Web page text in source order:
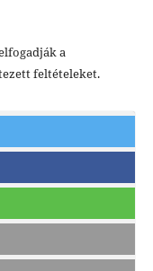
a
feltételeket.